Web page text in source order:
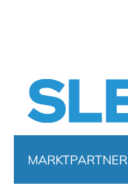
MARKTPARTNER